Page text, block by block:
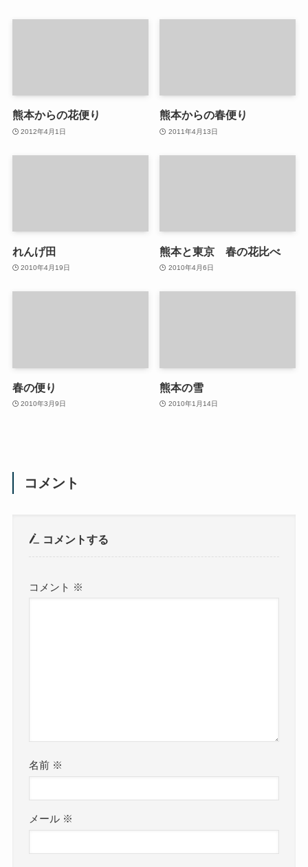
熊本からの花便り
2012年4月1日
熊本からの春便り
2011年4月13日
れんげ田
2010年4月19日
熊本と東京 春の花比べ
2010年4月6日
春の便り
2010年3月9日
熊本の雪
2010年1月14日
コメント
コメントする
コメント ※
名前 ※
メール ※